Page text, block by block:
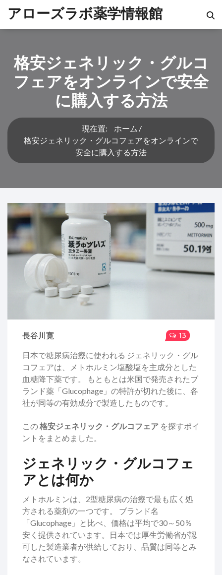
アローズラボ薬学情報館
格安ジェネリック・グルコ
フェアをオンラインで安全
に購入する方法
現在置:
ホーム
格安ジェネリック・グルコフェアをオンラインで
安全に購入する方法
長谷川寛 13
日本で糖尿病治療に使われる ジェネリック・グル
コフェアは、
メトホルミン塩酸塩を主成分とした
血糖降下薬です。
もともとは米国で発売されたブ
ランド薬「Glucophage」の特許が切れた後に、各
社が同等の有効成分で製造したものです。
この格安ジェネリック・グルコフェア を探すポイ
ントをまとめました。
ジェネリック・グルコフェ
アとは何か
メトホルミンは、 2型糖尿病の治療で最も広く処
方される薬剤の一つです。
ブランド名
「Glucophage」と比べ、価格は平均で30～50％
安く提供されています。日本では厚生労働省が認
可した製造業者が供給しており、品質は同等とみ
なされています。